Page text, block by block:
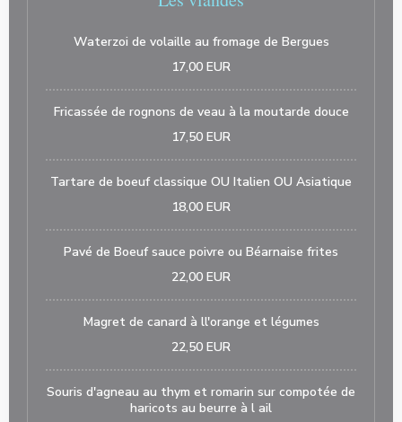
Waterzoi de volaille au fromage de Bergues
17,00 EUR
Fricassée de rognons de veau à la moutarde douce
17,50 EUR
Tartare de boeuf classique OU Italien OU Asiatique
18,00 EUR
Pavé de Boeuf sauce poivre ou Béarnaise frites
22,00 EUR
Magret de canard à ll'orange et légumes
22,50 EUR
Souris d'agneau au thym et romarin sur compotée de
haricots au beurre à l ail